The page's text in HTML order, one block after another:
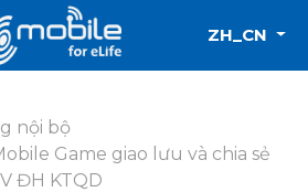
ZH_CN
nội bộ
Game giao lưu và chia sẻ
ĐH KTQD